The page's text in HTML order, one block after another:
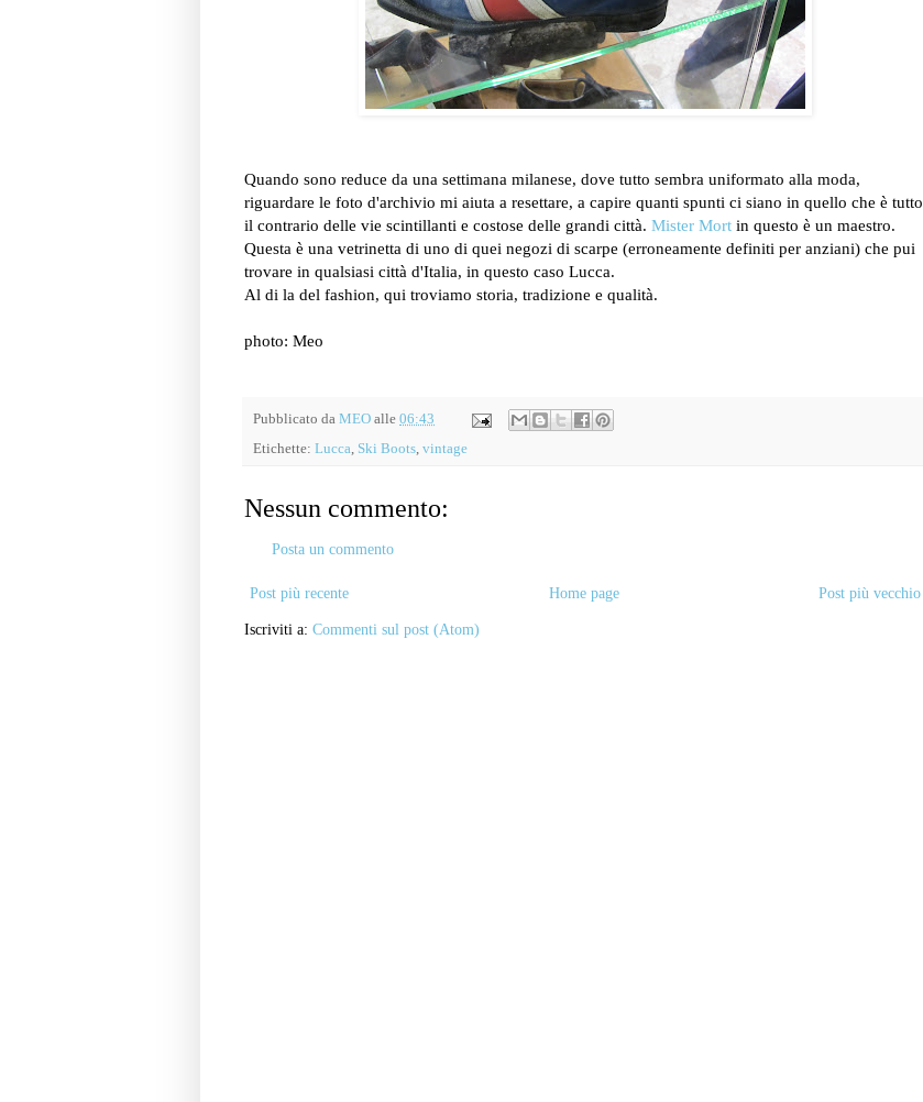
Quando sono reduce da una settimana milanese, dove tutto sembra uniformato alla moda,
riguardare le foto d'archivio mi aiuta a resettare, a capire quanti spunti ci siano in quello che è tutto
il contrario delle vie scintillanti e costose delle grandi città. Mister Mort in questo è un maestro.
Questa è una vetrinetta di uno di quei negozi di scarpe (erroneamente definiti per anziani) che pui
trovare in qualsiasi città d'Italia, in questo caso Lucca.
Al di la del fashion, qui troviamo storia, tradizione e qualità.
photo: Meo
Pubblicato da MEO alle 06:43
Etichette: Lucca, Ski Boots, vintage
Nessun commento:
Posta un commento
Post più recente Post più vecchio
Home page
Iscriviti a: Commenti sul post (Atom)